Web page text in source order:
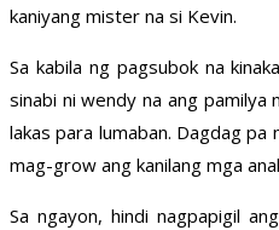
kaniyang mister na si Kevin.
Sa kabila ng pagsubok na
sinabi ni wendy na ang pamilya
lakas para lumaban. Dagdag pa
mag-grow ang kanilang mga
Sa ngayon, hindi nagpapigil